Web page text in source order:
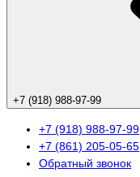
+7 (918) 988-97-99
+7 (918) 988-97-99
+7 (861) 205-05-65
Обратный звонок